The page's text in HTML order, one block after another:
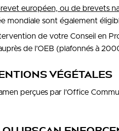
européen, ou de brevets
mondiale sont également
de votre Conseil en
de l’OEB (plafonnés à
VÉGÉTALES
perçues par l’Office